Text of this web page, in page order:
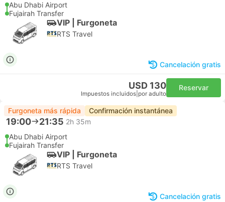
Abu Dhabi Airport
Fujairah Transfer
VIP | Furgoneta
RTS Travel
Cancelación gratis
USD 130
Impuestos incluidos por adulto
Reservar
Furgoneta más rápida Confirmación instantánea
19:00 21:35 2h 35m
Abu Dhabi Airport
Fujairah Transfer
VIP | Furgoneta
RTS Travel
Cancelación gratis